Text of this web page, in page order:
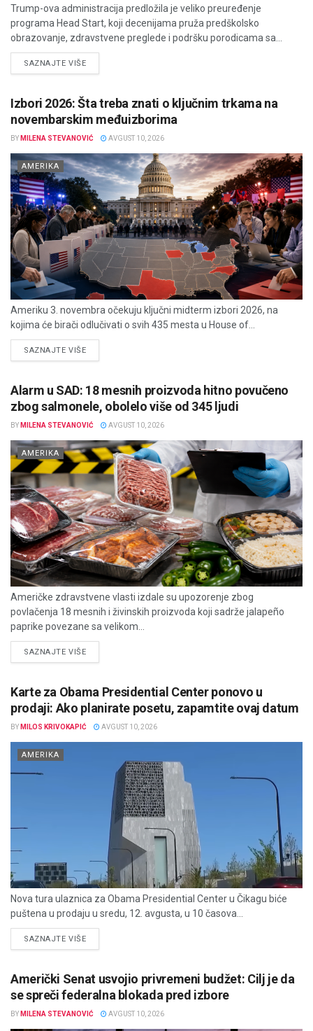
Trump-ova administracija predložila je veliko preuređenje
programa Head Start, koji decenijama pruža predškolsko
obrazovanje, zdravstvene preglede i podršku porodicama sa...
SAZNAJTE VIŠEDETAILS
Izbori 2026: Šta treba znati o ključnim trkama na
novembarskim međuizborima
BY MILENA STEVANOVIĆ AVGUST 10, 2026
AMERIKA
Ameriku 3. novembra očekuju ključni midterm izbori 2026, na
kojima će birači odlučivati o svih 435 mesta u House of...
SAZNAJTE VIŠEDETAILS
Alarm u SAD: 18 mesnih proizvoda hitno povučeno
zbog salmonele, obolelo više od 345 ljudi
BY MILENA STEVANOVIĆ AVGUST 10, 2026
AMERIKA
Američke zdravstvene vlasti izdale su upozorenje zbog
povlačenja 18 mesnih i živinskih proizvoda koji sadrže jalapeño
paprike povezane sa velikom...
SAZNAJTE VIŠEDETAILS
Karte za Obama Presidential Center ponovo u
prodaji: Ako planirate posetu, zapamtite ovaj datum
BY MILOS KRIVOKAPIĆ AVGUST 10, 2026
AMERIKA
Nova tura ulaznica za Obama Presidential Center u Čikagu biće
puštena u prodaju u sredu, 12. avgusta, u 10 časova...
SAZNAJTE VIŠEDETAILS
Američki Senat usvojio privremeni budžet: Cilj je da
se spreči federalna blokada pred izbore
BY MILENA STEVANOVIĆ AVGUST 10, 2026